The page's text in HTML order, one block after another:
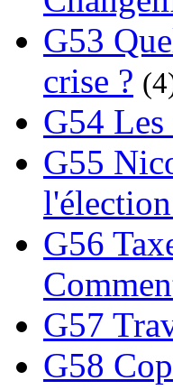
G53
crise ?
G54
G55
G56
G57
G58